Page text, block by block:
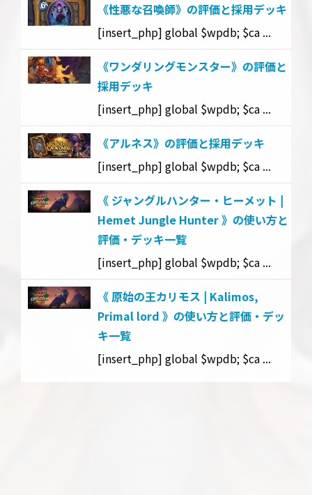
《性悪な召喚師》の評価と採用デッキ
[insert_php] global $wpdb; $ca ...
《ワンダリングモンスター》の評価と
採用デッキ
[insert_php] global $wpdb; $ca ...
《アルネス》の評価と採用デッキ
[insert_php] global $wpdb; $ca ...
《 ジャングルハンター・ヒーメット |
Hemet Jungle Hunter 》の使い方と
評価・デッキ一覧
[insert_php] global $wpdb; $ca ...
《 原始の王カリモス | Kalimos,
Primal lord 》の使い方と評価・デッ
キ一覧
[insert_php] global $wpdb; $ca ...